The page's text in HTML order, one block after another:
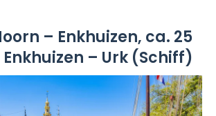
– Enkhuizen, ca. 25
– Urk (Schiff)